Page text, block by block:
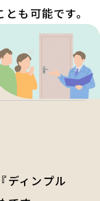
も可能です。
ディンプル